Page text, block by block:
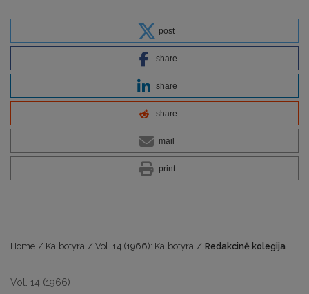
post
share
share
share
mail
print
Home / Kalbotyra / Vol. 14 (1966): Kalbotyra / Redakcinė kolegija
Vol. 14 (1966)